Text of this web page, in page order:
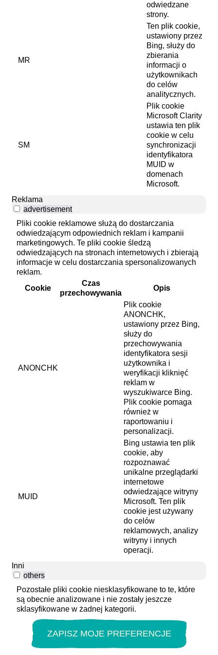
odwiedzane
strony.
MR
Ten plik cookie,
ustawiony przez
Bing, służy do
zbierania
informacji o
użytkownikach
do celów
analitycznych.
SM
Plik cookie
Microsoft Clarity
ustawia ten plik
cookie w celu
synchronizacji
identyfikatora
MUID w
domenach
Microsoft.
Reklama
advertisement
Pliki cookie reklamowe służą do dostarczania
odwiedzającym odpowiednich reklam i kampanii
marketingowych. Te pliki cookie śledzą
odwiedzających na stronach internetowych i zbierają
informacje w celu dostarczania spersonalizowanych
reklam.
Cookie
Czas
przechowywania
Opis
ANONCHK
Plik cookie
ANONCHK,
ustawiony przez Bing,
służy do
przechowywania
identyfikatora sesji
użytkownika i
weryfikacji kliknięć
reklam w
wyszukiwarce Bing.
Plik cookie pomaga
również w
raportowaniu i
personalizacji.
MUID
Bing ustawia ten plik
cookie, aby
rozpoznawać
unikalne przeglądarki
internetowe
odwiedzające witryny
Microsoft. Ten plik
cookie jest używany
do celów
reklamowych, analizy
witryny i innych
operacji.
Inni
others
Pozostałe pliki cookie niesklasyfikowane to te, które
są obecnie analizowane i nie zostały jeszcze
sklasyfikowane w żadnej kategorii.
ZAPISZ MOJE PREFERENCJE